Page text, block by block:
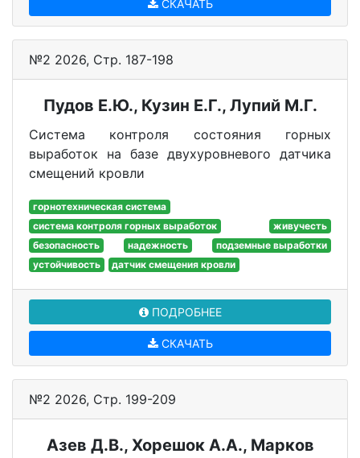
СКАЧАТЬ
№2 2026, Стр. 187-198
Пудов Е.Ю., Кузин Е.Г., Лупий М.Г.
Система контроля состояния горных
выработок на базе двухуровневого датчика
смещений кровли
горнотехническая система
система контроля горных выработок
живучесть
безопасность
надежность
подземные выработки
устойчивость
датчик смещения кровли
ПОДРОБНЕЕ
СКАЧАТЬ
№2 2026, Стр. 199-209
Азев Д.В., Хорешок А.А., Марков